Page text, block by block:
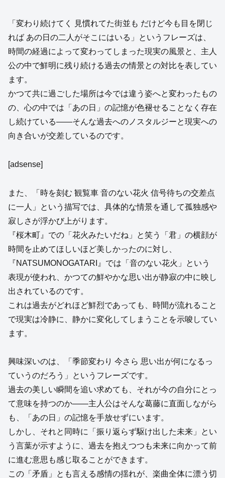
「変わり続けてく 見慣れてた街並も だけど今も目を閉じ
れば あの日の二人がそこにはいる」というフレーズは、
時間の経過によって変わってしまった現実の風景と、主人
公の中で鮮明に残り続ける過去の情景との対比を表してい
ます。
かつて共に過ごした場所は今では違う姿へと変わったもの
の、心の中では「あの日」の記憶が色褪せることなく存在
し続けている――そんな過去へのノスタルジーと現実への
向き合いが交差しているのです。
[adsense]
また、「時を刻む 観覧車 音のない花火 信号待ちの交差点
に一人」という描写では、具体的な情景を通して孤独感や
寂しさが浮かび上がります。
『桜木町』での「花火みたいだね」と笑う「君」の横顔が
時間を止めてほしいほど美しかったのに対し、
『NATSUMONOGATARI』では「音のない花火」という
表現が使われ、かつての鮮やかな思い出が静寂の中に映し
出されているのです。
これは過去がどれほど鮮烈であっても、時間が流れること
で現実は冷静に、静かに変化してしまうことを示唆してい
ます。
興味深いのは、「季節変わり 今さら 思い出が何になるっ
ていうのだろう」というフレーズです。
過去の美しい瞬間を追い求めても、それが今の自分にとっ
て意味を持つのか――主人公はそんな葛藤に直面しながら
も、「あの日」の記憶を手放せずにいます。
しかし、それと同時に「振り返らず駆け出した未来」とい
う言葉が示すように、過去を抱えつつも未来に向かって前
に進む意思も感じ取ることができます。
この「矛盾」とも言える感情の揺れが、楽曲全体に漂う切